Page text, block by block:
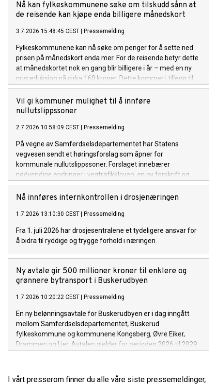
Nå kan fylkeskommunene søke om tilskudd sånn at
de reisende kan kjøpe enda billigere månedskort
3.7.2026 15:48:45 CEST Pressemelding
Fylkeskommunene kan nå søke om penger for å sette ned
prisen på månedskort enda mer. For de reisende betyr dette
at månedskortet nok en gang blir billigere i år – med en ny
prisreduksjon på cirka 160 kroner. Dette kommer i tillegg til
den forrige prisreduksjonen på om lag 100 kroner.
Vil gi kommuner mulighet til å innføre
nullutslippssoner
2.7.2026 10:58:09 CEST Pressemelding
På vegne av Samferdselsdepartementet har Statens
vegvesen sendt et høringsforslag som åpner for
kommunale nullutslippssoner. Forslaget innebærer
nødvendige endringer i vegtrafikkloven, en ny forskrift og
endringer i skiltforskriften. Formålet er blant annet å
fremskynde overgangen til nullutslippsvarebiler.
Nå innføres internkontrollen i drosjenæringen
1.7.2026 13:10:30 CEST Pressemelding
Fra 1. juli 2026 har drosjesentralene et tydeligere ansvar for
å bidra til ryddige og trygge forhold i næringen.
Ny avtale gir 500 millioner kroner til enklere og
grønnere bytransport i Buskerudbyen
1.7.2026 10:20:22 CEST Pressemelding
En ny belønningsavtale for Buskerudbyen er i dag inngått
mellom Samferdselsdepartementet, Buskerud
fylkeskommune og kommunene Kongsberg, Øvre Eiker,
Drammen og Lier. Avtalen gjelder for perioden 2026 til 2029
persontransport med bil.
I vårt presserom finner du alle våre siste pressemeldinger,